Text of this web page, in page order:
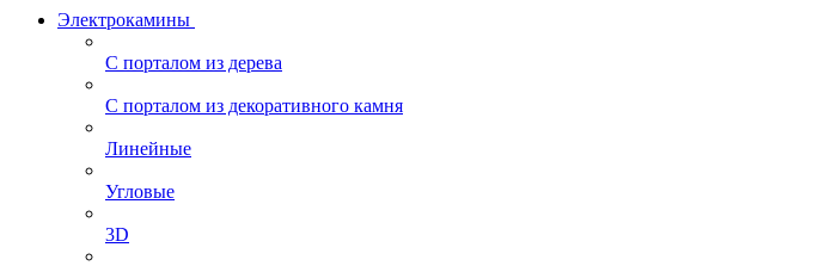
Электрокамины
С порталом из дерева
С порталом из декоративного камня
Линейные
Угловые
3D